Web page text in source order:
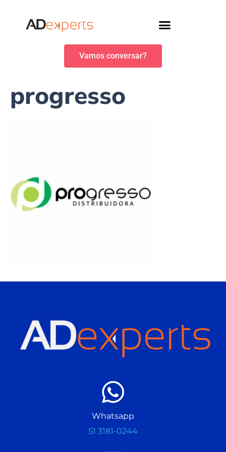
Vamos conversar?
progresso
Whatsapp
51 3181-0244